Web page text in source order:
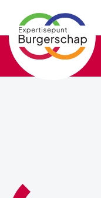
Expertisepunt
Burgerschap